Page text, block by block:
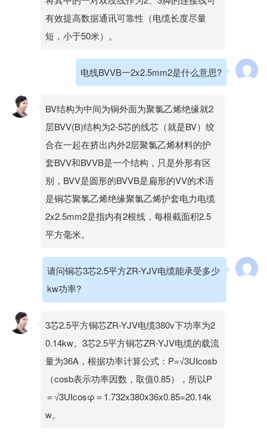
有效提高数据通讯可靠性（电缆长度尽量
短，小于50米）。
电线BVVB一2x2.5mm2是什么意思?
BV结构为中间为铜外面为聚氯乙烯绝缘就2
层BVV(B)结构为2-5芯的线芯（就是BV）绞
合在一起在挤出内外2层聚氯乙烯材料的护
套BVV和BVVB是一个结构，只是外形有区
别，BVV是圆形的BVVB是扁形的VV的术语
是铜芯聚氯乙烯绝缘聚氯乙烯护套电力电缆
2x2.5mm2是指内有2根线，每根截面积2.5
平方毫米。
请问铜芯3芯2.5平方ZR-YJV电缆能承受多少
kw功率?
3芯2.5平方铜芯ZR-YJV电缆380v下功率为2
0.14kw。3芯2.5平方铜芯ZR-YJV电缆的载流
量为36A，根据功率计算公式：P=√3UIcosb
（cosb表示功率因数，取值0.85），所以P
＝√3UIcosφ＝1.732x380x36x0.85=20.14k
w。